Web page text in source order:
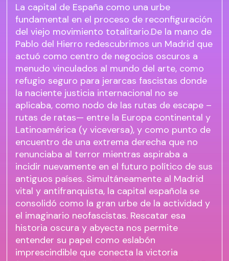
La capital de España como una urbe
fundamental en el proceso de reconfiguración
del viejo movimiento totalitario.De la mano de
Pablo del Hierro redescubrimos un Madrid que
actuó como centro de negocios oscuros a
menudo vinculados al mundo del arte, como
refugio seguro para jerarcas fascistas donde
la naciente justicia internacional no se
aplicaba, como nodo de las rutas de escape –
rutas de ratas— entre la Europa continental y
Latinoamérica (y viceversa), y como punto de
encuentro de una extrema derecha que no
renunciaba al terror mientras aspiraba a
incidir nuevamente en el futuro político de sus
antiguos países. Simultáneamente al Madrid
vital y antifranquista, la capital española se
consolidó como la gran urbe de la actividad y
el imaginario neofascistas. Rescatar esa
historia oscura y abyecta nos permite
entender su papel como eslabón
imprescindible que conecta la victoria